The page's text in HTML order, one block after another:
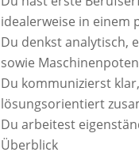
idealerweise in einem
Du denkst analytisch,
sowie
Du kommunizierst
lösungsorientiert
Du arbeitest
Überblick